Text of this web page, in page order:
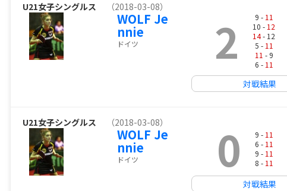
U21女子シングルス （2018-03-08）
WOLF Je
nnie
ドイツ 2 9 - 11
10 - 12
14- 12
5 - 11
11 - 9
6 - 11
対戦結果
U21女子シングルス （2018-03-08）
WOLF Je
nnie
ドイツ 0 9 - 11
6 - 11
9 - 11
8 - 11
対戦結果